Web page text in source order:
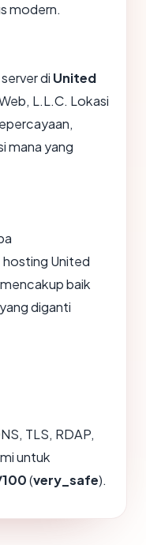
modern.
di United
L.L.C. Lokasi
mana yang
hosting United
baik
diganti
TLS, RDAP,
untuk
(very_safe).